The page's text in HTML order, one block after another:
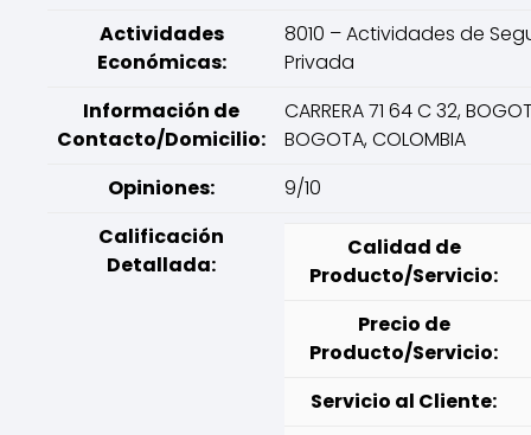
Actividades
Económicas:
8010 – Actividades de
Privada
Información de
Contacto/Domicilio:
CARRERA 71 64 C 32,
BOGOTA, COLOMBIA
Opiniones:
9/10
Calificación
Detallada:
Calidad de
Producto/Servicio:
Precio de
Producto/Servicio:
Servicio al Cliente: